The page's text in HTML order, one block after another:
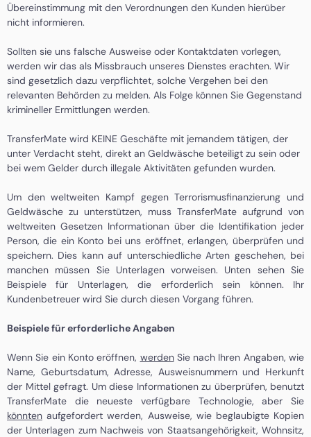
Übereinstimmung mit den Verordnungen den Kunden hierüber
nicht informieren.
Sollten sie uns falsche Ausweise oder Kontaktdaten vorlegen,
werden wir das als Missbrauch unseres Dienstes erachten. Wir
sind gesetzlich dazu verpflichtet, solche Vergehen bei den
relevanten Behörden zu melden. Als Folge können Sie Gegenstand
krimineller Ermittlungen werden.
TransferMate wird KEINE Geschäfte mit jemandem tätigen, der
unter Verdacht steht, direkt an Geldwäsche beteiligt zu sein oder
bei wem Gelder durch illegale Aktivitäten gefunden wurden.
Um den weltweiten Kampf gegen Terrorismusfinanzierung und
Geldwäsche zu unterstützen, muss TransferMate aufgrund von
weltweiten Gesetzen Informationan über die Identifikation jeder
Person, die ein Konto bei uns eröffnet, erlangen, überprüfen und
speichern. Dies kann auf unterschiedliche Arten geschehen, bei
manchen müssen Sie Unterlagen vorweisen. Unten sehen Sie
Beispiele für Unterlagen, die erforderlich sein können. Ihr
Kundenbetreuer wird Sie durch diesen Vorgang führen.
Beispiele für erforderliche Angaben
Wenn Sie ein Konto eröffnen, werdenSie nach Ihren Angaben, wie
Name, Geburtsdatum, Adresse, Ausweisnummern und Herkunft
der Mittel gefragt. Um diese Informationen zu überprüfen, benutzt
TransferMate die neueste verfügbare Technologie, aber Sie
könnten aufgefordert werden, Ausweise, wie beglaubigte Kopien
der Unterlagen zum Nachweis von Staatsangehörigkeit, Wohnsitz,